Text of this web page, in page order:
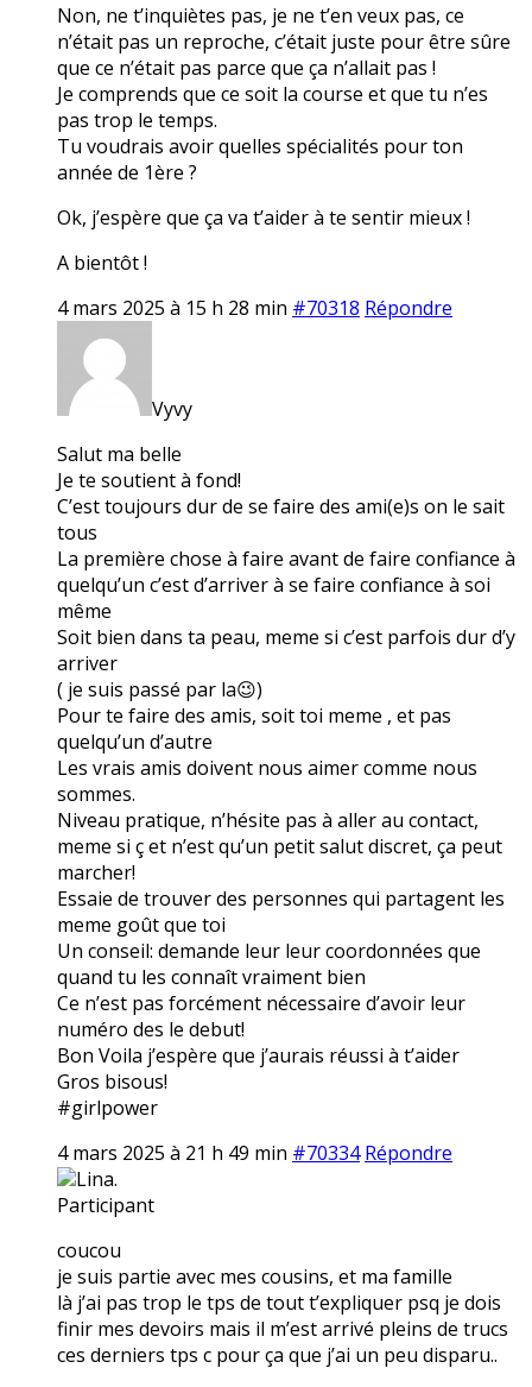
Non, ne t’inquiètes pas, je ne t’en veux pas, ce
n’était pas un reproche, c’était juste pour être sûre
que ce n’était pas parce que ça n’allait pas !
Je comprends que ce soit la course et que tu n’es
pas trop le temps.
Tu voudrais avoir quelles spécialités pour ton
année de 1ère ?
Ok, j’espère que ça va t’aider à te sentir mieux !
A bientôt !
4 mars 2025 à 15 h 28 min #70318 Répondre
Vyvy
Salut ma belle
Je te soutient à fond!
C’est toujours dur de se faire des ami(e)s on le sait
tous
La première chose à faire avant de faire confiance à
quelqu’un c’est d’arriver à se faire confiance à soi
même
Soit bien dans ta peau, meme si c’est parfois dur d’y
arriver
( je suis passé par la😉)
Pour te faire des amis, soit toi meme , et pas
quelqu’un d’autre
Les vrais amis doivent nous aimer comme nous
sommes.
Niveau pratique, n’hésite pas à aller au contact,
meme si ç et n’est qu’un petit salut discret, ça peut
marcher!
Essaie de trouver des personnes qui partagent les
meme goût que toi
Un conseil: demande leur leur coordonnées que
quand tu les connaît vraiment bien
Ce n’est pas forcément nécessaire d’avoir leur
numéro des le debut!
Bon Voila j’espère que j’aurais réussi à t’aider
Gros bisous!
#girlpower
4 mars 2025 à 21 h 49 min #70334 Répondre
Lina.
Participant
coucou
je suis partie avec mes cousins, et ma famille
là j’ai pas trop le tps de tout t’expliquer psq je dois
finir mes devoirs mais il m’est arrivé pleins de trucs
ces derniers tps c pour ça que j’ai un peu disparu..